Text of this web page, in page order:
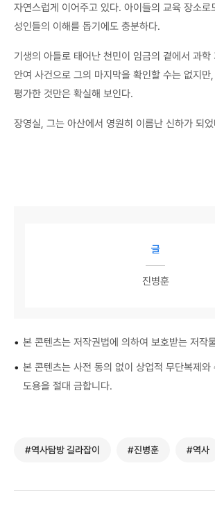
자연스럽게 이어주고 있다. 아이들의 교육 장소로
성인들의 이해를 돕기에도 충분하다.
기생의 아들로 태어난 천민이 임금의 곁에서 과학
안여 사건으로 그의 마지막을 확인할 수는 없지만
평가한 것만은 확실해 보인다.
장영실, 그는 아산에서 영원히 이름난 신하가 되
글
진병훈
• 본 콘텐츠는 저작권법에 의하여 보호받는 저작
• 본 콘텐츠는 사전 동의 없이 상업적 무단복제와
도용을 절대 금합니다.
#역사탐방 길라잡이 #진병훈 #역사